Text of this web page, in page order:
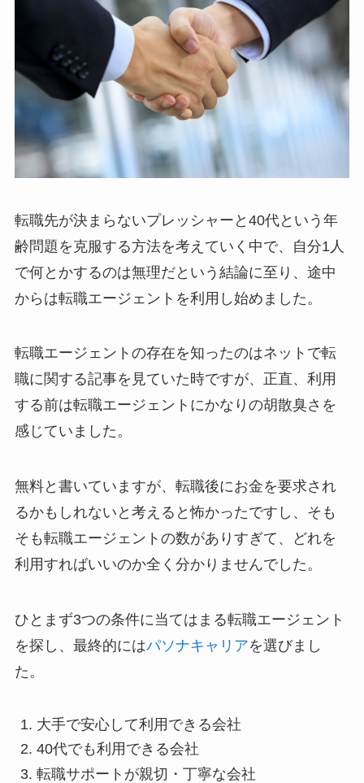
転職先が決まらないプレッシャーと40代という年
齢問題を克服する方法を考えていく中で、自分1人
で何とかするのは無理だという結論に至り、途中
からは転職エージェントを利用し始めました。
転職エージェントの存在を知ったのはネットで転
職に関する記事を見ていた時ですが、正直、利用
する前は転職エージェントにかなりの胡散臭さを
感じていました。
無料と書いていますが、転職後にお金を要求され
るかもしれないと考えると怖かったですし、そも
そも転職エージェントの数がありすぎて、どれを
利用すればいいのか全く分かりませんでした。
ひとまず3つの条件に当てはまる転職エージェント
を探し、最終的にはパソナキャリアを選びまし
た。
大手で安心して利用できる会社
40代でも利用できる会社
転職サポートが親切・丁寧な会社